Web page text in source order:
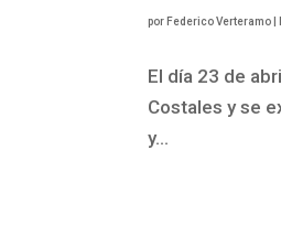
por Federico Verteramo
El día 23 de
Costales y se
y...